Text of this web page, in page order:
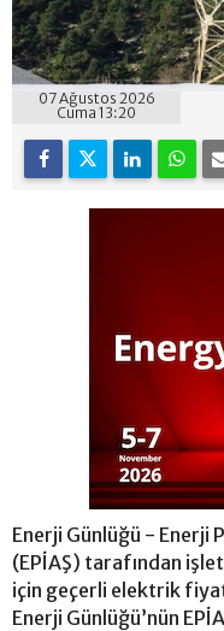
07 Ağustos 2026
Cuma 13:20
Enerji Günlüğü - Enerji
(EPİAŞ) tarafından
için geçerli elektrik
Enerji Günlüğü’nün